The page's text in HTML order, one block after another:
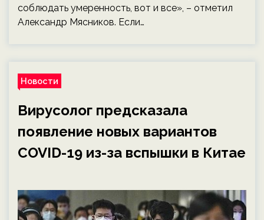
соблюдать умеренность, вот и все», – отметил
Александр Мясников. Если…
Новости
Вирусолог предсказала
появление новых вариантов
COVID-19 из-за вспышки в Китае